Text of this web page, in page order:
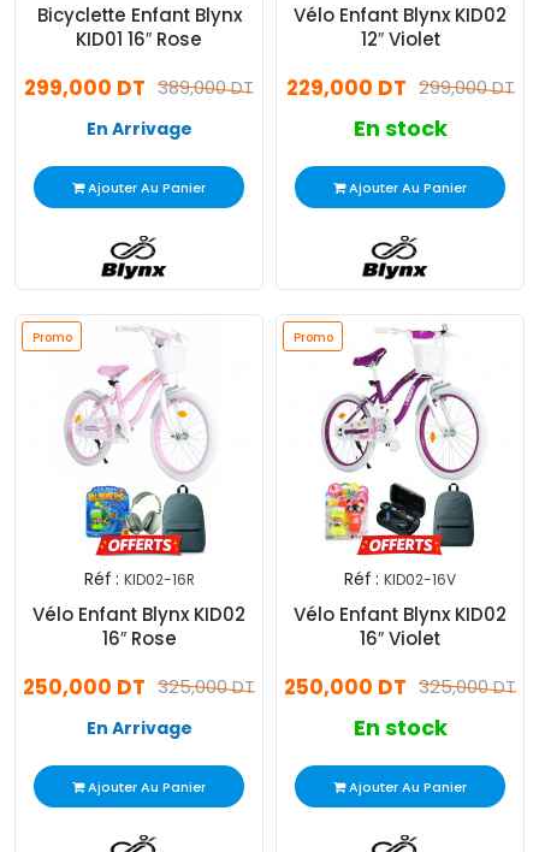
Bicyclette Enfant Blynx
KID01 16″ Rose
389,000 DT
299,000 DT
En Arrivage
Ajouter Au Panier
Vélo Enfant Blynx KID02
12″ Violet
299,000 DT
229,000 DT
En stock
Ajouter Au Panier
Promo
Réf : KID02-16R
Vélo Enfant Blynx KID02
16″ Rose
325,000 DT
250,000 DT
En Arrivage
Ajouter Au Panier
Promo
Réf : KID02-16V
Vélo Enfant Blynx KID02
16″ Violet
325,000 DT
250,000 DT
En stock
Ajouter Au Panier